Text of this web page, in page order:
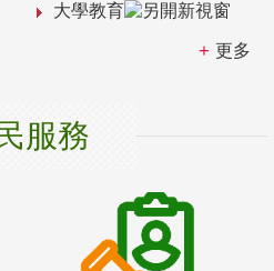
大學教育
更多
服務